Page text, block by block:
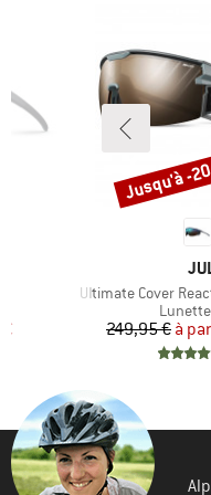
Article
Ultimate Cover
249,95 € à
Remise
Jusqu'à -